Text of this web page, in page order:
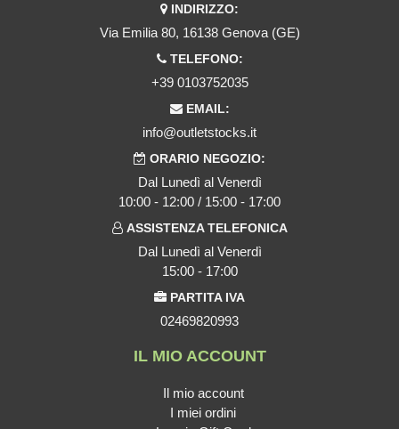
INDIRIZZO:
Via Emilia 80, 16138 Genova (GE)
TELEFONO:
+39 0103752035
EMAIL:
info@outletstocks.it
ORARIO NEGOZIO:
Dal Lunedì al Venerdì
10:00 - 12:00 / 15:00 - 17:00
ASSISTENZA TELEFONICA
Dal Lunedì al Venerdì
15:00 - 17:00
PARTITA IVA
02469820993
IL MIO ACCOUNT
Il mio account
I miei ordini